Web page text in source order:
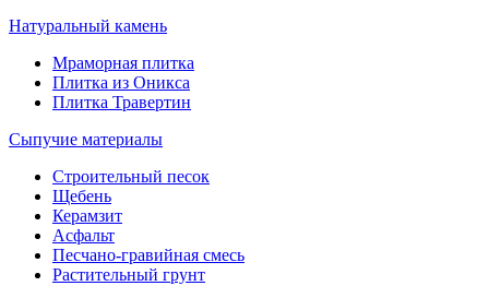
Натуральный камень
Мраморная плитка
Плитка из Оникса
Плитка Травертин
Сыпучие материалы
Строительный песок
Щебень
Керамзит
Асфальт
Песчано-гравийная смесь
Растительный грунт